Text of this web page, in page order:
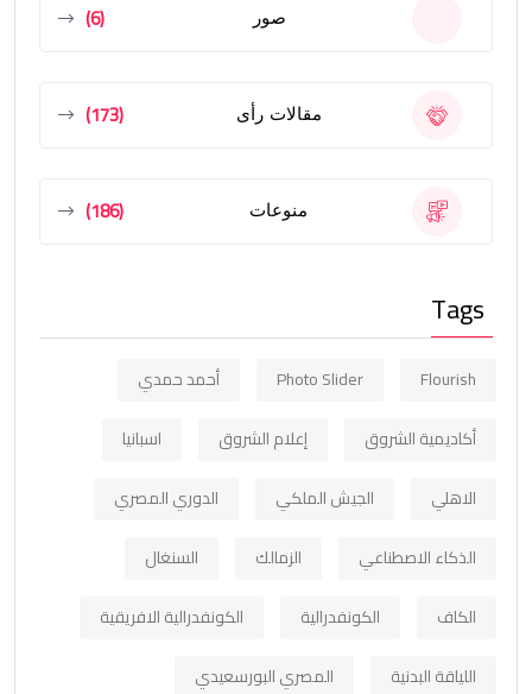
صور (6)
مقالات رأى (173)
منوعات (186)
Tags
Flourish
Photo Slider
أحمد حمدي
أكاديمية الشروق
إعلام الشروق
اسبانيا
الاهلي
الجيش الملكي
الدوري المصري
الذكاء الاصطناعي
الزمالك
السنغال
الكاف
الكونفدرالية
الكونفدرالية الافريقية
اللياقة البدنية
المصري البورسعيدي